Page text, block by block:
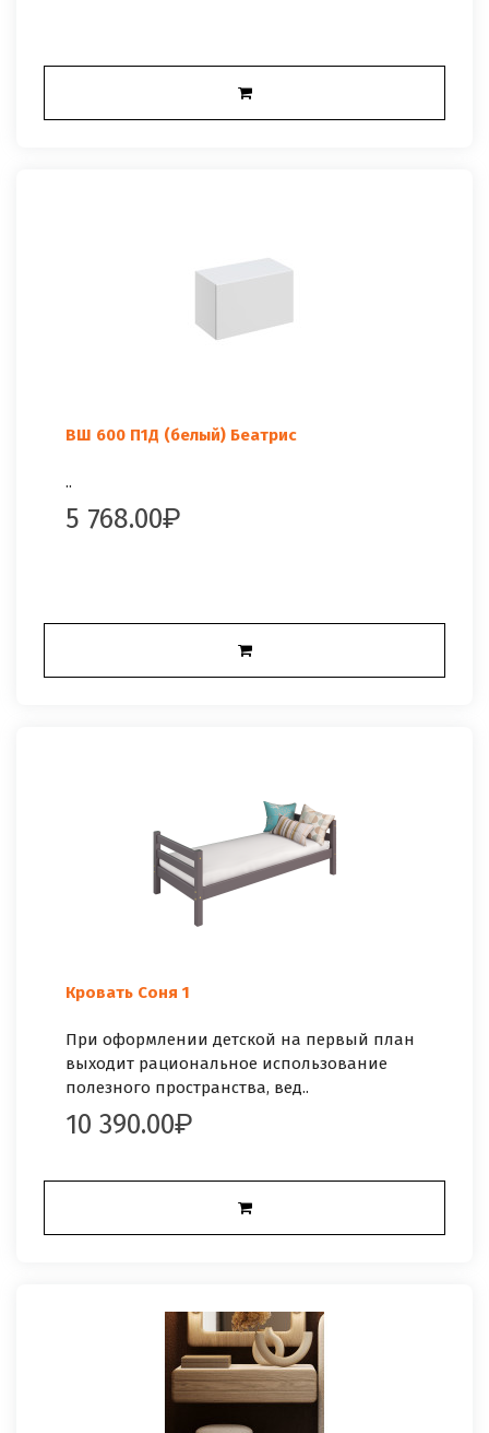
ВШ 600 П1Д (белый) Беатрис
..
5 768.00
Кровать Соня 1
При оформлении детской на первый план
выходит рациональное использование
полезного пространства, вед..
10 390.00